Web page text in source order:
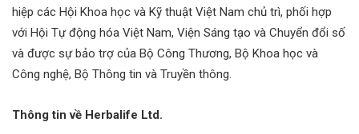
hiệp các Hội Khoa học và Kỹ thuật Việt Nam chủ trì, phối hợp
với Hội Tự động hóa Việt Nam, Viện Sáng tạo và Chuyển đổi số
và được sự bảo trợ của Bộ Công Thương, Bộ Khoa học và
Công nghệ, Bộ Thông tin và Truyền thông.
Thông tin về Herbalife Ltd.